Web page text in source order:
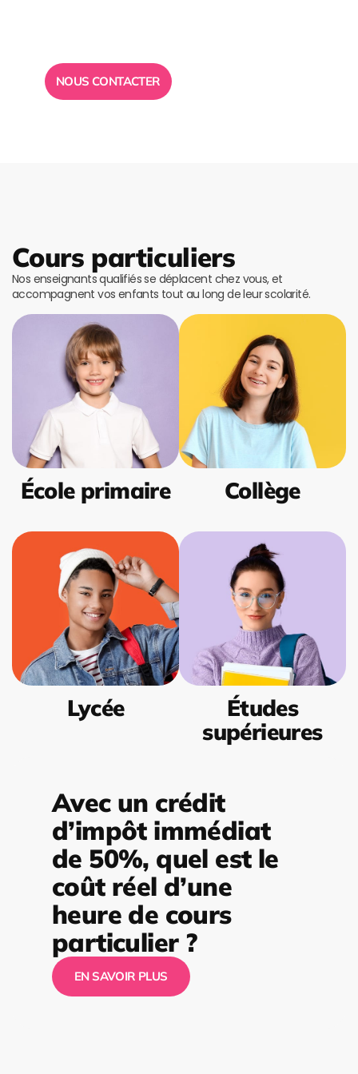
NOUS CONTACTER
Cours particuliers
Nos enseignants qualifiés se déplacent chez vous, et
accompagnent vos enfants tout au long de leur scolarité.
École primaire Collège
Lycée
Études
supérieures
Avec un crédit
d’impôt immédiat
de 50%, quel est le
coût réel d’une
heure de cours
particulier ?
EN SAVOIR PLUS